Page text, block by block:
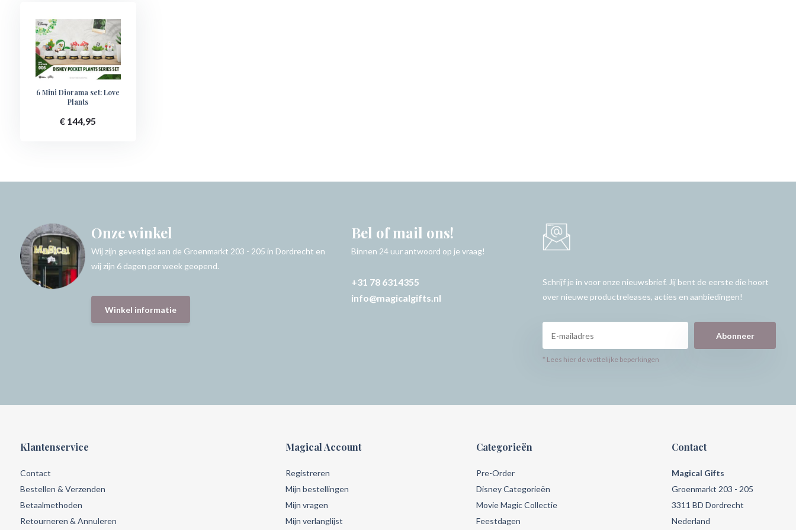
6 Mini Diorama set: Love
Plants
€ 144,95
Onze winkel
Wij zijn gevestigd aan de Groenmarkt 203 - 205 in Dordrecht en
wij zijn 6 dagen per week geopend.
Winkel informatie
Bel of mail ons!
Binnen 24 uur antwoord op je vraag!
+31 78 6314355
info@magicalgifts.nl
Schrijf je in voor onze nieuwsbrief. Jij bent de eerste die hoort
over nieuwe productreleases, acties en aanbiedingen!
Abonneer
* Lees hier de wettelijke beperkingen
Klantenservice
Contact
Bestellen & Verzenden
Betaalmethoden
Retourneren & Annuleren
Magical Account
Registreren
Mijn bestellingen
Mijn vragen
Mijn verlanglijst
Categorieën
Pre-Order
Disney Categorieën
Movie Magic Collectie
Feestdagen
Contact
Magical Gifts
Groenmarkt 203 - 205
3311 BD Dordrecht
Nederland